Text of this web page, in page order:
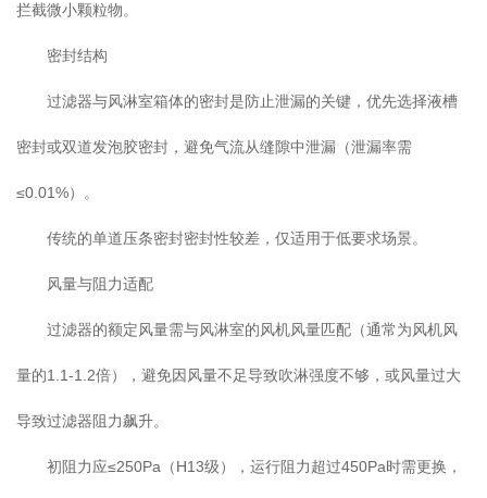
拦截微小颗粒物。
密封结构
过滤器与风淋室箱体的密封是防止泄漏的关键，优先选择液槽
密封或双道发泡胶密封，避免气流从缝隙中泄漏（泄漏率需
≤0.01%）。
传统的单道压条密封密封性较差，仅适用于低要求场景。
风量与阻力适配
过滤器的额定风量需与风淋室的风机风量匹配（通常为风机风
量的1.1-1.2倍），避免因风量不足导致吹淋强度不够，或风量过大
导致过滤器阻力飙升。
初阻力应≤250Pa（H13级），运行阻力超过450Pa时需更换，